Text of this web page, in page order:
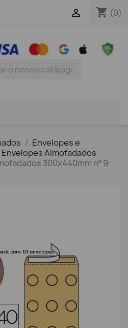
shopping_cart (0)

Envelopes e
Envelopes Almofadados
300x440mm nº 9